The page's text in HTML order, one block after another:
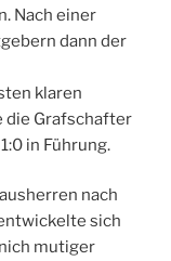
Nach einer
dann der
klaren
die Grafschafter
in Führung.
nach
sich
mutiger